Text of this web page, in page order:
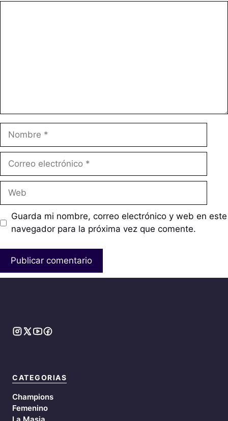
Nombre
Correo
Web
Guarda mi nombre, correo electrónico y web en este
navegador para la próxima vez que comente.
CATEGORIAS
Champions
Femenino